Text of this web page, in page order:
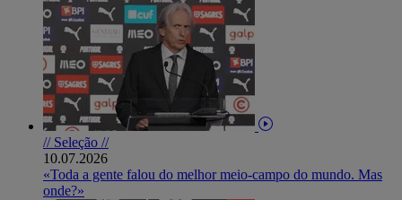
// Seleção //
10.07.2026
«Toda a gente falou do melhor meio-campo do mundo. Mas
onde?»